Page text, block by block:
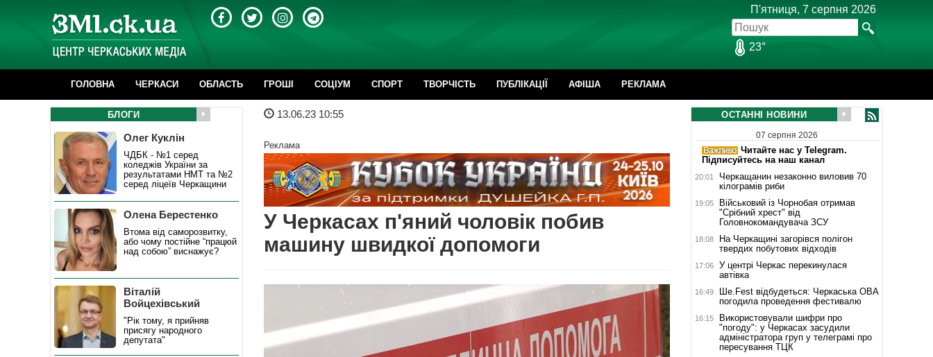
П'ятниця, 7 серпня 2026
23°
ГОЛОВНА ЧЕРКАСИ ОБЛАСТЬ ГРОШІ CОЦІУМ СПОРТ ТВОРЧІСТЬ ПУБЛІКАЦІЇ АФІША РЕКЛАМА
13.06.23 10:55
Реклама
У Черкасах п'яний чоловік побив
машину швидкої допомоги
БЛОГИ
Олег Куклін
ЧДБК - №1 серед
коледжів України за
результатами НМТ та №2
серед ліцеїв Черкащини
Олена Берестенко
Втома від саморозвитку,
або чому постійне “працюй
над собою” виснажує?
Віталій
Войцехівський
"Рік тому, я прийняв
присягу народного
депутата"
ОСТАННІ НОВИНИ
07 серпня 2026
Читайте нас у Telegram.
Підписуйтесь на наш канал
20:01
Черкащанин незаконно виловив 70
кілограмів риби
19:05
Військовий із Чорнобая отримав
"Срібний хрест" від
Головнокомандувача ЗСУ
18:08
На Черкащині загорівся полігон
твердих побутових відходів
17:06
У центрі Черкас перекинулася
автівка
16:49
Ше.Fest відбудеться: Черкаська ОВА
погодила проведення фестивалю
16:15
Використовували шифри про
"погоду": у Черкасах засудили
адміністратора груп у телеграмі про
пересування ТЦК